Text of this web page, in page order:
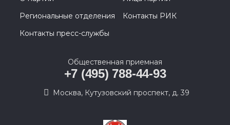
Региональные отделения
Контакты РИК
Контакты пресс-службы
Общественная приемная
+7 (495) 788-44-93
Москва, Кутузовский проспект, д. 39